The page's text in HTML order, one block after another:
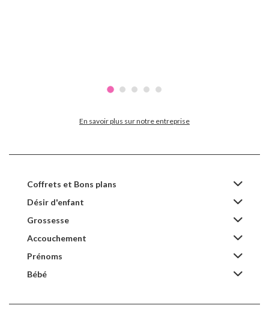
En savoir plus sur notre entreprise
Coffrets et Bons plans
Désir d'enfant
Grossesse
Accouchement
Prénoms
Bébé